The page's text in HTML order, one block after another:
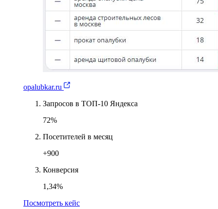
opalubkar.ru
Запросов в ТОП-10 Яндекса
72%
Посетителей в месяц
+900
Конверсия
1,34%
Посмотреть кейс